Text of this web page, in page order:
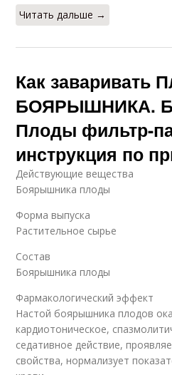
Читать дальше →
Как заваривать
БОЯРЫШНИКА.
Плоды фильтр-
инструкция по
Действующие вещества
Боярышника плоды
Форма выпуска
Растительное сырье
Состав
Боярышника плоды
Фармакологический эффект
Настой боярышника плодов
кардиотоническое,
седативное действие,
свойства, нормализует